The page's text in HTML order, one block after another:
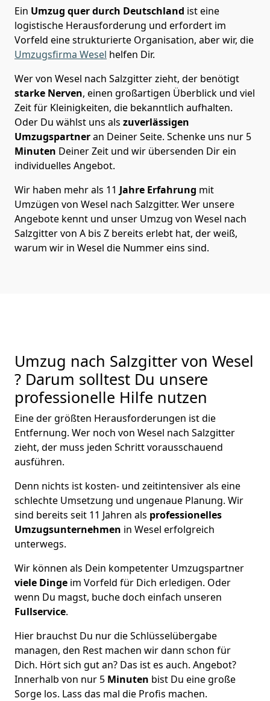
Ein Umzug quer durch Deutschland ist eine
logistische Herausforderung und erfordert im
Vorfeld eine strukturierte Organisation, aber wir, die
Umzugsfirma Wesel helfen Dir.
Wer von Wesel nach Salzgitter zieht, der benötigt
starke Nerven, einen großartigen Überblick und viel
Zeit für Kleinigkeiten, die bekanntlich aufhalten.
Oder Du wählst uns als zuverlässigen
Umzugspartneran Deiner Seite. Schenke uns nur 5
Minuten Deiner Zeit und wir übersenden Dir ein
individuelles Angebot.
Wir haben mehr als 11 Jahre Erfahrung mit
Umzügen von Wesel nach Salzgitter. Wer unsere
Angebote kennt und unser Umzug von Wesel nach
Salzgitter von A bis Z bereits erlebt hat, der weiß,
warum wir in Wesel die Nummer eins sind.
Umzug nach Salzgitter von Wesel
? Darum solltest Du unsere
professionelle Hilfe nutzen
Eine der größten Herausforderungen ist die
Entfernung. Wer noch von Wesel nach Salzgitter
zieht, der muss jeden Schritt vorausschauend
ausführen.
Denn nichts ist kosten- und zeitintensiver als eine
schlechte Umsetzung und ungenaue Planung. Wir
sind bereits seit 11 Jahren als professionelles
Umzugsunternehmen in Wesel erfolgreich
unterwegs.
Wir können als Dein kompetenter Umzugspartner
viele Dinge im Vorfeld für Dich erledigen. Oder
wenn Du magst, buche doch einfach unseren
Fullservice.
Hier brauchst Du nur die Schlüsselübergabe
managen, den Rest machen wir dann schon für
Dich. Hört sich gut an? Das ist es auch. Angebot?
Innerhalb von nur 5 Minuten bist Du eine große
Sorge los. Lass das mal die Profis machen.